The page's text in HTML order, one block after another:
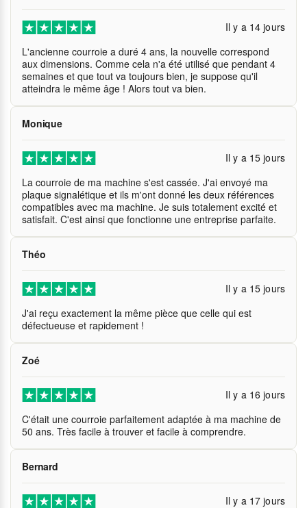
Il y a 14 jours
L'ancienne courroie a duré 4 ans, la nouvelle correspond
aux dimensions. Comme cela n'a été utilisé que pendant 4
semaines et que tout va toujours bien, je suppose qu'il
atteindra le même âge ! Alors tout va bien.
Monique
Il y a 15 jours
La courroie de ma machine s'est cassée. J'ai envoyé ma
plaque signalétique et ils m'ont donné les deux références
compatibles avec ma machine. Je suis totalement excité et
satisfait. C'est ainsi que fonctionne une entreprise parfaite.
Théo
Il y a 15 jours
J'ai reçu exactement la même pièce que celle qui est
défectueuse et rapidement !
Zoé
Il y a 16 jours
C'était une courroie parfaitement adaptée à ma machine de
50 ans. Très facile à trouver et facile à comprendre.
Bernard
Il y a 17 jours